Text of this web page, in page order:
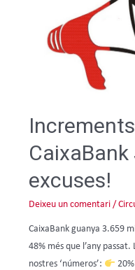
CaixaBank
excuses!
Deixeu un comentari /
CaixaBank guanya 3.659
48% més que l’any
nostres ‘números’: